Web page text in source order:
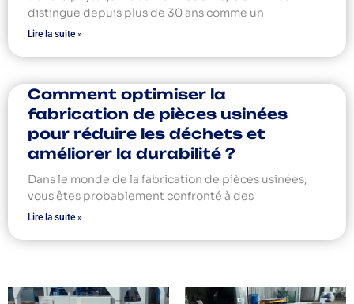
distingue depuis plus de 30 ans comme un
Lire la suite »
Comment optimiser la
fabrication de pièces usinées
pour réduire les déchets et
améliorer la durabilité ?
Dans le monde de la fabrication de pièces usinées,
vous êtes probablement confronté à des
Lire la suite »